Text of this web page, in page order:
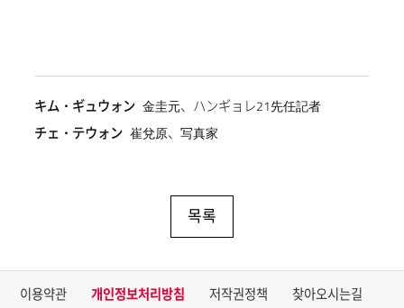
キム・ギュウォン 金圭元、ハンギョレ21先任記者
チェ・テウォン 崔兌原、写真家
목록
이용약관 개인정보처리방침 저작권정책
찾아오시는길